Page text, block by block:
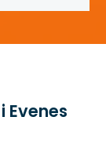
Evenes